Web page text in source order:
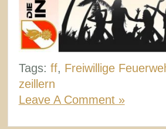
Tags: ff, Freiwillige
zeillern
Leave A Comment »